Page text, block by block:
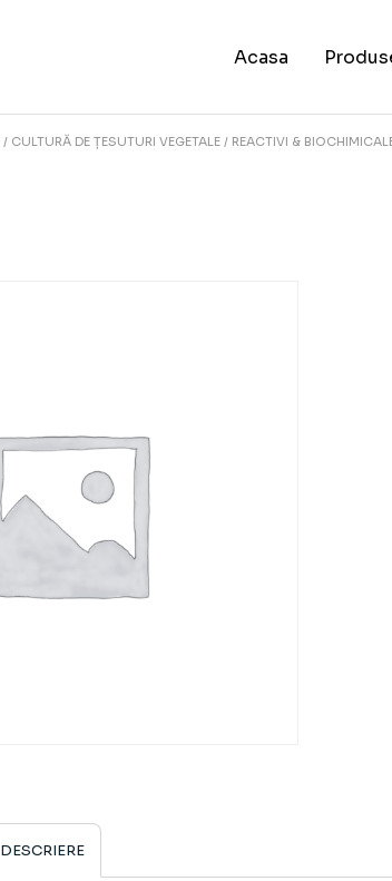
Acasa
CULTURĂ DE ȚESUTURI VEGETALE REACTIVI &
DESCRIERE